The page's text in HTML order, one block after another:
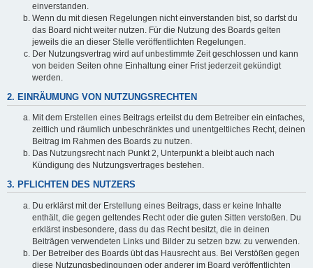
einverstanden.
Wenn du mit diesen Regelungen nicht einverstanden bist, so darfst du
das Board nicht weiter nutzen. Für die Nutzung des Boards gelten
jeweils die an dieser Stelle veröffentlichten Regelungen.
Der Nutzungsvertrag wird auf unbestimmte Zeit geschlossen und kann
von beiden Seiten ohne Einhaltung einer Frist jederzeit gekündigt
werden.
2. EINRÄUMUNG VON NUTZUNGSRECHTEN
Mit dem Erstellen eines Beitrags erteilst du dem Betreiber ein einfaches,
zeitlich und räumlich unbeschränktes und unentgeltliches Recht, deinen
Beitrag im Rahmen des Boards zu nutzen.
Das Nutzungsrecht nach Punkt 2, Unterpunkt a bleibt auch nach
Kündigung des Nutzungsvertrages bestehen.
3. PFLICHTEN DES NUTZERS
Du erklärst mit der Erstellung eines Beitrags, dass er keine Inhalte
enthält, die gegen geltendes Recht oder die guten Sitten verstoßen. Du
erklärst insbesondere, dass du das Recht besitzt, die in deinen
Beiträgen verwendeten Links und Bilder zu setzen bzw. zu verwenden.
Der Betreiber des Boards übt das Hausrecht aus. Bei Verstößen gegen
diese Nutzungsbedingungen oder anderer im Board veröffentlichten